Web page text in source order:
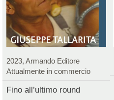
2023, Armando Editore
Attualmente in commercio
Fino all’ultimo round